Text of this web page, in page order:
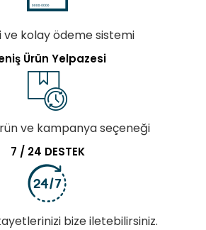
ve kolay ödeme sistemi
Ürün Yelpazesi
ve kampanya seçeneği
7 / 24 DESTEK
bize iletebilirsiniz.